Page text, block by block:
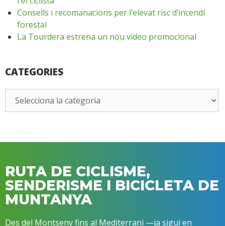
Consells i recomanacions per l’elevat risc d’incendi
forestal
La Tourdera estrena un nou vídeo promocional
CATEGORIES
RUTA DE CICLISME,
SENDERISME I BICICLETA DE
MUNTANYA
Des del Montseny fins al Mediterrani —ja sigui en